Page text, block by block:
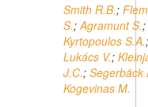
Smith R.B.;
S.;Agramunt S.;
Kyrtopoulos S.A.;
Lukács V.;
J.C.; Segerbäck
Kogevinas M.